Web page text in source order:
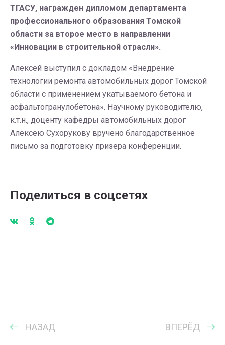
ТГАСУ, награжден дипломом департамента
профессионального образования Томской
области за второе место в направлении
«Инновации в строительной отрасли».
Алексей выступил с докладом «Внедрение
технологии ремонта автомобильных дорог Томской
области с применением укатываемого бетона и
асфальтогранулобетона». Научному руководителю,
к.т.н., доценту кафедры автомобильных дорог
Алексею Сухорукову вручено благодарственное
письмо за подготовку призера конференции.
Поделиться в соцсетях
НАЗАД ВПЕРЁД